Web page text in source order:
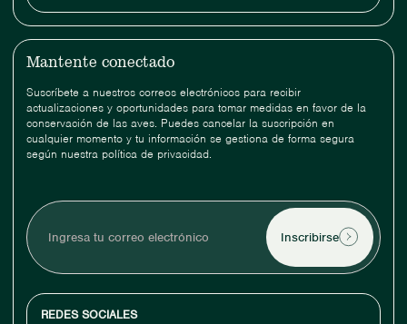
Mantente conectado
Suscríbete a nuestros correos electrónicos para recibir
actualizaciones y oportunidades para tomar medidas en favor de la
conservación de las aves. Puedes cancelar la suscripción en
cualquier momento y tu información se gestiona de forma segura
según nuestra política de privacidad.
tu
correo
electrónico
REDES SOCIALES